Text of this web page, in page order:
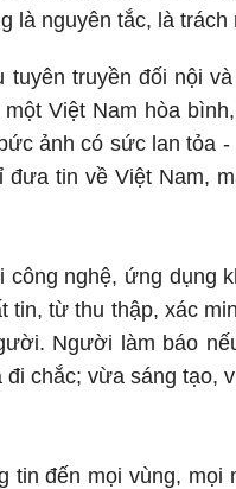
là nguyên tắc, là
tuyên truyền đối nội
Việt Nam hòa
ảnh có sức lan tỏa
tin về Việt Nam,
công nghệ, ứng dụng
tin, từ thu thập, xác
Người làm báo
chắc; vừa sáng
tin đến mọi vùng,